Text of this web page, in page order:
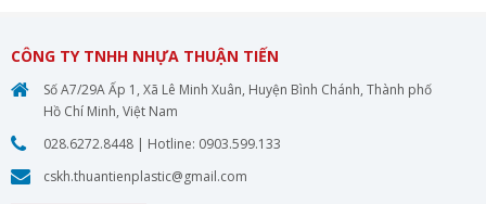
CÔNG TY TNHH NHỰA THUẬN TIẾN
Số A7/29A Ấp 1, Xã Lê Minh Xuân, Huyện Bình Chánh, Thành phố
Hồ Chí Minh, Việt Nam
028.6272.8448 | Hotline: 0903.599.133
cskh.thuantienplastic@gmail.com